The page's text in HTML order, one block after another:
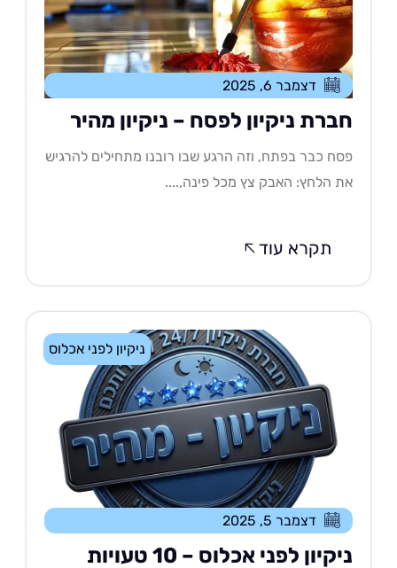
דצמבר 6, 2025
ניקיון לפסח – ניקיון מהיר
כבר בפתח, וזה הרגע שבו רובנו מתחילים להרגיש
הלחץ: האבק צץ מכל פינה,....
תקרא עוד
ניקיון לפני אכלוס
דצמבר 5, 2025
ניקיון לפני אכלוס – 10 טעויות